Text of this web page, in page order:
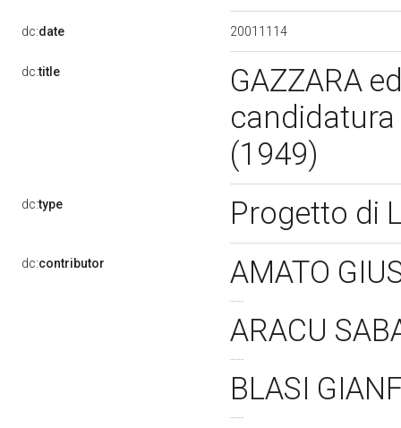
dc:date 20011114
dc:title
GAZZARA
candidatura
(1949)
dc:type Progetto di
dc:contributor
AMATO
ARACU
BLASI